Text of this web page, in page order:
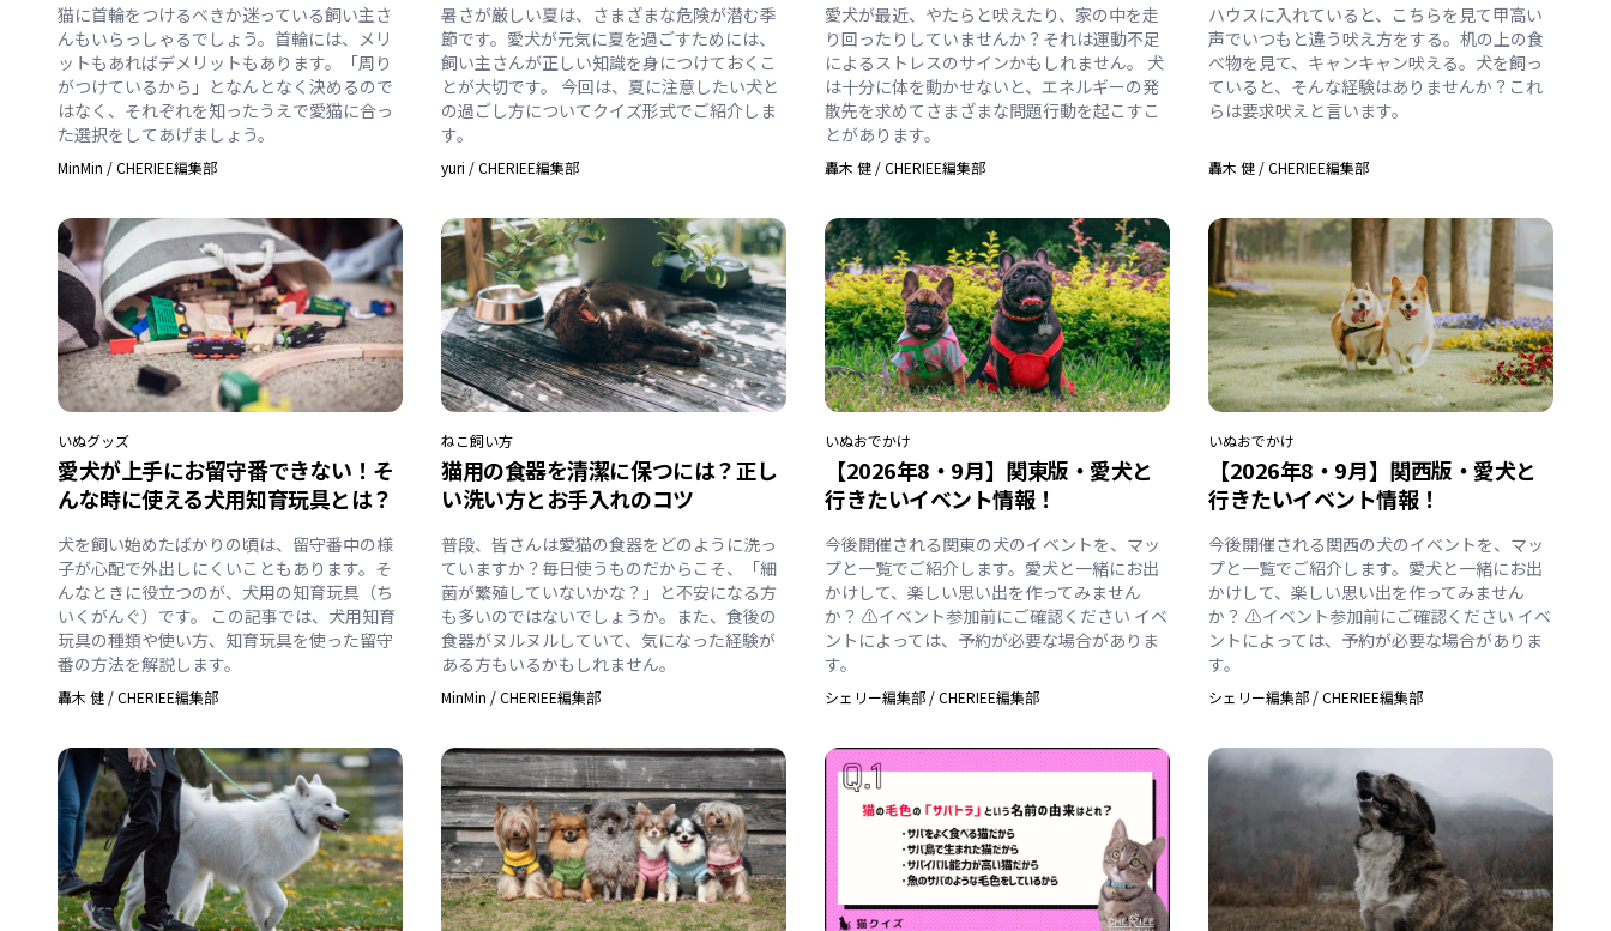
猫に首輪をつけるべきか迷っている飼い主さ
んもいらっしゃるでしょう。首輪には、メリ
ットもあればデメリットもあります。「周り
がつけているから」となんとなく決めるので
はなく、それぞれを知ったうえで愛猫に合っ
た選択をしてあげましょう。
MinMin /CHERIEE編集部
暑さが厳しい夏は、さまざまな危険が潜む季
節です。愛犬が元気に夏を過ごすためには、
飼い主さんが正しい知識を身につけておくこ
とが大切です。 今回は、夏に注意したい犬と
の過ごし方についてクイズ形式でご紹介しま
す。
yuri /CHERIEE編集部
愛犬が最近、やたらと吠えたり、家の中を走
り回ったりしていませんか？それは運動不足
によるストレスのサインかもしれません。 犬
は十分に体を動かせないと、エネルギーの発
散先を求めてさまざまな問題行動を起こすこ
とがあります。
轟木 健 /CHERIEE編集部
ハウスに入れていると、こちらを見て甲高い
声でいつもと違う吠え方をする。机の上の食
べ物を見て、キャンキャン吠える。犬を飼っ
ていると、そんな経験はありませんか？これ
らは要求吠えと言います。
轟木 健 /CHERIEE編集部
いぬグッズ
愛犬が上手にお留守番できない！そ
んな時に使える犬用知育玩具とは？
犬を飼い始めたばかりの頃は、留守番中の様
子が心配で外出しにくいこともあります。そ
んなときに役立つのが、犬用の知育玩具（ち
いくがんぐ）です。 この記事では、犬用知育
玩具の種類や使い方、知育玩具を使った留守
番の方法を解説します。
轟木 健 /CHERIEE編集部
ねこ飼い方
猫用の食器を清潔に保つには？正し
い洗い方とお手入れのコツ
普段、皆さんは愛猫の食器をどのように洗っ
ていますか？毎日使うものだからこそ、「細
菌が繁殖していないかな？」と不安になる方
も多いのではないでしょうか。また、食後の
食器がヌルヌルしていて、気になった経験が
ある方もいるかもしれません。
MinMin /CHERIEE編集部
いぬおでかけ
【2026年8・9月】関東版・愛犬と
行きたいイベント情報！
今後開催される関東の犬のイベントを、マッ
プと一覧でご紹介します。愛犬と一緒にお出
かけして、楽しい思い出を作ってみません
か？ ⚠️イベント参加前にご確認ください イベ
ントによっては、予約が必要な場合がありま
す。
シェリー編集部 /CHERIEE編集部
いぬおでかけ
【2026年8・9月】関西版・愛犬と
行きたいイベント情報！
今後開催される関西の犬のイベントを、マッ
プと一覧でご紹介します。愛犬と一緒にお出
かけして、楽しい思い出を作ってみません
か？ ⚠️イベント参加前にご確認ください イベ
ントによっては、予約が必要な場合がありま
す。
シェリー編集部 /CHERIEE編集部